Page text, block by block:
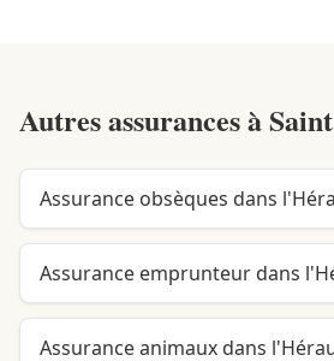
Autres assurances à
Assurance obsèques dans
Assurance emprunteur dans
Assurance animaux dans